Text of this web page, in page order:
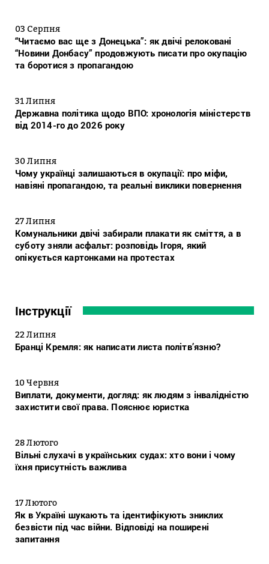
03 Серпня
“Читаємо вас ще з Донецька”: як двічі релоковані
“Новини Донбасу” продовжують писати про окупацію
та боротися з пропагандою
31 Липня
Державна політика щодо ВПО: хронологія міністерств
від 2014-го до 2026 року
30 Липня
Чому українці залишаються в окупації: про міфи,
навіяні пропагандою, та реальні виклики повернення
27 Липня
Комунальники двічі забирали плакати як сміття, а в
суботу зняли асфальт: розповідь Ігоря, який
опікується картонками на протестах
Інструкції
22 Липня
Бранці Кремля: як написати листа політв’язню?
10 Червня
Виплати, документи, догляд: як людям з інвалідністю
захистити свої права. Пояснює юристка
28 Лютого
Вільні слухачі в українських судах: хто вони і чому
їхня присутність важлива
17 Лютого
Як в Україні шукають та ідентифікують зниклих
безвісти під час війни. Відповіді на поширені
запитання